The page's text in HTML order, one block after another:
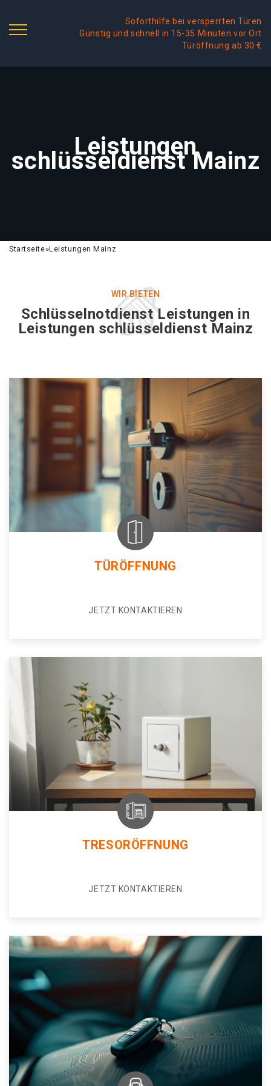
Soforthilfe bei versperrten Türen
Günstig und schnell in 15-35 Minuten vor Ort
Türöffnung ab 30 €
Leistungen
schlüsseldienst Mainz
Startseite»Leistungen Mainz
WIR BIETEN
Schlüsselnotdienst Leistungen in
Leistungen schlüsseldienst Mainz
TÜRÖFFNUNG
JETZT KONTAKTIEREN
TRESORÖFFNUNG
JETZT KONTAKTIEREN